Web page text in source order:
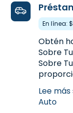
línea o en una sucursal. . Solicita hoy en
2750 W.
para un
antes
En línea:
Obtén hasta $25,000
Sobre
Sobre
has
Lee
Auto